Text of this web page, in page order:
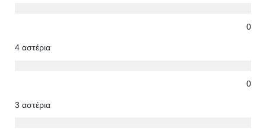
0
4 αστέρια
0
3 αστέρια